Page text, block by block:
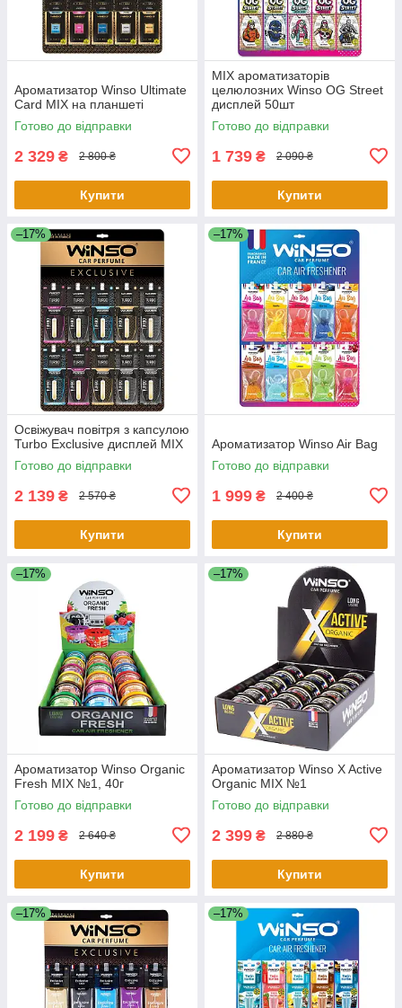
Ароматизатор Winso Ultimate
Card MIX на планшеті
Готово до відправки
2 329 ₴ 2 800 ₴
Купити
MIX ароматизаторів
целюлозних Winso OG Street
дисплей 50шт
Готово до відправки
1 739 ₴ 2 090 ₴
Купити
–17%
Освіжувач повітря з капсулою
Turbo Exclusive дисплей MIX
Готово до відправки
2 139 ₴ 2 570 ₴
Купити
–17%
Ароматизатор Winso Air Bag
Готово до відправки
1 999 ₴ 2 400 ₴
Купити
–17%
Ароматизатор Winso Organic
Fresh MIX №1, 40г
Готово до відправки
2 199 ₴ 2 640 ₴
Купити
–17%
Ароматизатор Winso X Active
Organic MIX №1
Готово до відправки
2 399 ₴ 2 880 ₴
Купити
–17% –17%